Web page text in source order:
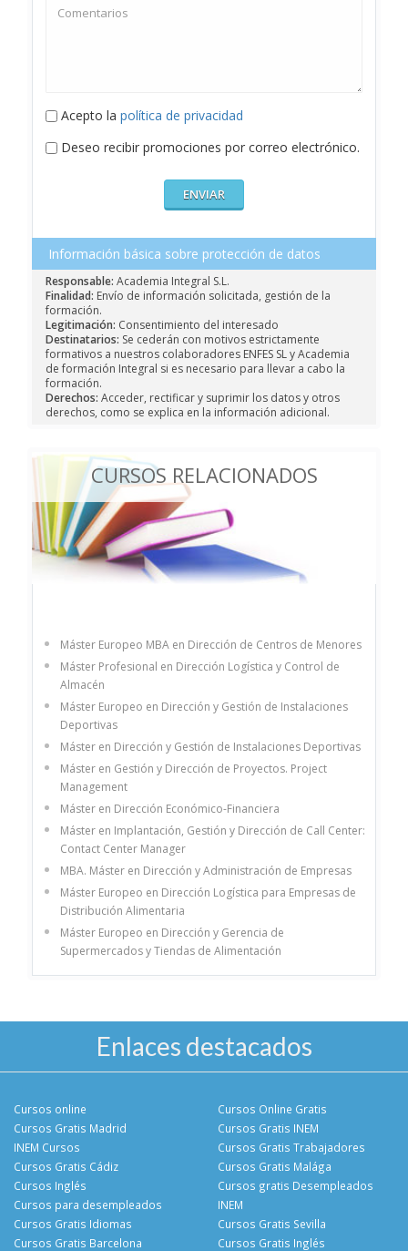
Acepto la política de privacidad
Deseo recibir promociones por correo electrónico.
Información básica sobre protección de datos
Responsable: Academia Integral S.L.
Finalidad: Envío de información solicitada, gestión de la
formación.
Legitimación: Consentimiento del interesado
Destinatarios: Se cederán con motivos estrictamente
formativos a nuestros colaboradores ENFES SL y Academia
de formación Integral si es necesario para llevar a cabo la
formación.
Derechos: Acceder, rectificar y suprimir los datos y otros
derechos, como se explica en la información adicional.
CURSOS RELACIONADOS
Máster Europeo MBA en Dirección de Centros de Menores
Máster Profesional en Dirección Logística y Control de
Almacén
Máster Europeo en Dirección y Gestión de Instalaciones
Deportivas
Máster en Dirección y Gestión de Instalaciones Deportivas
Máster en Gestión y Dirección de Proyectos. Project
Management
Máster en Dirección Económico-Financiera
Máster en Implantación, Gestión y Dirección de Call Center:
Contact Center Manager
MBA. Máster en Dirección y Administración de Empresas
Máster Europeo en Dirección Logística para Empresas de
Distribución Alimentaria
Máster Europeo en Dirección y Gerencia de
Supermercados y Tiendas de Alimentación
Enlaces destacados
Cursos online
Cursos Gratis Madrid
INEM Cursos
Cursos Gratis Cádiz
Cursos Online Gratis
Cursos Gratis INEM
Cursos Gratis Trabajadores
Cursos Gratis Malága
Cursos Inglés
Cursos para desempleados
Cursos Gratis Idiomas
Cursos Gratis Barcelona
Cursos gratis Desempleados
INEM
Cursos Gratis Sevilla
Cursos Gratis Inglés